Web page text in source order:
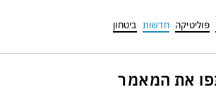
פוליטיקה חדשות ביטחון
את המאמר